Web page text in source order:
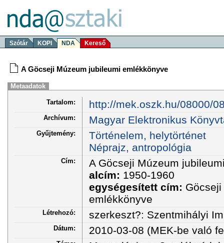
Szótár KOPI NDA Kereső
A Göcseji Múzeum jubileumi emlékkönyve
Metaadatok
Tartalom: http://mek.oszk.hu/08000/
Archívum: Magyar Elektronikus
Gyűjtemény:
Történelem, helytörténet
Néprajz, antropológia
Cím:
A Göcseji Múzeum
alcím: 1950-1960
egységesített cím:
emlékkönyve
Létrehozó: szerkeszt?: Szentmihályi
Dátum: 2010-03-08 (MEK-be való